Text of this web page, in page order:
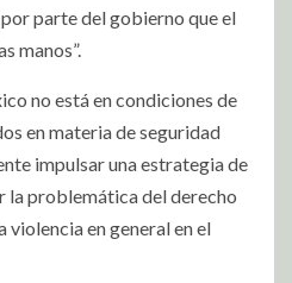
parte del gobierno que el
manos”.
no está en condiciones de
en materia de seguridad
impulsar una estrategia de
la problemática del derecho
violencia en general en el